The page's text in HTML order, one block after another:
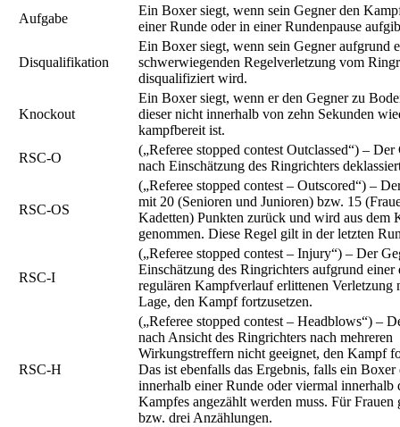
Aufgabe
Ein Boxer siegt, wenn sein Gegner den
einer Runde oder in einer Rundenpause
Disqualifikation
Ein Boxer siegt, wenn sein Gegner aufgrund
schwerwiegenden Regelverletzung vom
disqualifiziert wird.
Knockout
Ein Boxer siegt, wenn er den Gegner zu
dieser nicht innerhalb von zehn Sekunden
kampfbereit ist.
RSC-O
(„Referee stopped contest Outclassed“) –
nach Einschätzung des Ringrichters
RSC-OS
(„Referee stopped contest – Outscored“) –
mit 20 (Senioren und Junioren) bzw. 15
Kadetten) Punkten zurück und wird aus dem
genommen. Diese Regel gilt in der letzten
RSC-I
(„Referee stopped contest – Injury“) – Der
Einschätzung des Ringrichters aufgrund einer
regulären Kampfverlauf erlittenen Verletzung
Lage, den Kampf fortzusetzen.
RSC-H
(„Referee stopped contest – Headblows“) –
nach Ansicht des Ringrichters nach mehreren
Wirkungstreffern nicht geeignet, den Kampf
Das ist ebenfalls das Ergebnis, falls ein Boxer
innerhalb einer Runde oder viermal innerhalb
Kampfes angezählt werden muss. Für Frauen
bzw. drei Anzählungen.